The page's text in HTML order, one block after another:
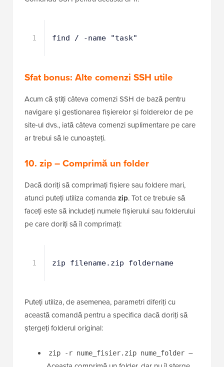
pe care îl căutați. Să spunem că doriți să găsiți un
fișier numit „task” în director.
Comanda SSH pentru aceasta ar fi:
1 find / -name "task"
Sfat bonus:Alte comenzi SSH utile
Acum că știți câteva comenzi SSH de bază pentru
navigare și gestionarea fișierelor și folderelor de pe
site-ul dvs., iată câteva comenzi suplimentare pe care
ar trebui să le cunoașteți.
10. zip – Comprimă un folder
Dacă doriți să comprimați fișiere sau foldere mari,
atunci puteți utiliza comanda
pe care doriți să îl comprimați:
zip filename.zip foldername
Puteți utiliza, de asemenea, parametri diferiți cu
această comandă pentru a specifica dacă doriți să